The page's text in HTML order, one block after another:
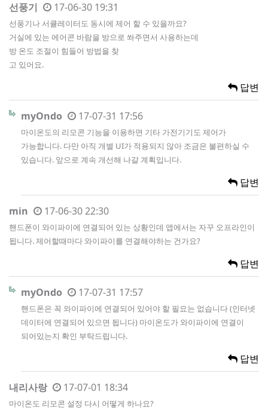
선풍기 17-06-30 19:31
선풍기나 서큘레이터도 동시에 제어 할 수 있을까요?
거실에 있는 에어콘 바람을 방으로 쏴주면서 사용하는데
방 온도 조절이 힘들어 방법을 찾
고 있어요.
답변
myOndo 17-07-31 17:56
마이온도의 리모콘 기능을 이용하면 기타 가전기기도 제어가
가능합니다. 다만 아직 개별 UI가 적용되지 않아 조금은 불편하실 수
있습니다. 앞으로 계속 개선해 나갈 계획입니다.
답변
min 17-06-30 22:30
핸드폰이 와이파이에 연결되어 있는 상황인데 앱에서는 자꾸 오프라인이
됩니다. 제어할때마다 와이파이를 연결해야하는 건가요?
답변
myOndo 17-07-31 17:57
핸드폰은 꼭 와이파이에 연결되어 있어야 할 필요는 없습니다 (인터넷
데이터에 연결되어 있으면 됩니다) 마이온도가 와이파이에 연결이
되어있는지 확인 부탁드립니다.
답변
내리사랑 17-07-01 18:34
마이온도 리모콘 설정 다시 어떻게 하나요?